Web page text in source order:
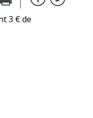
3 € de